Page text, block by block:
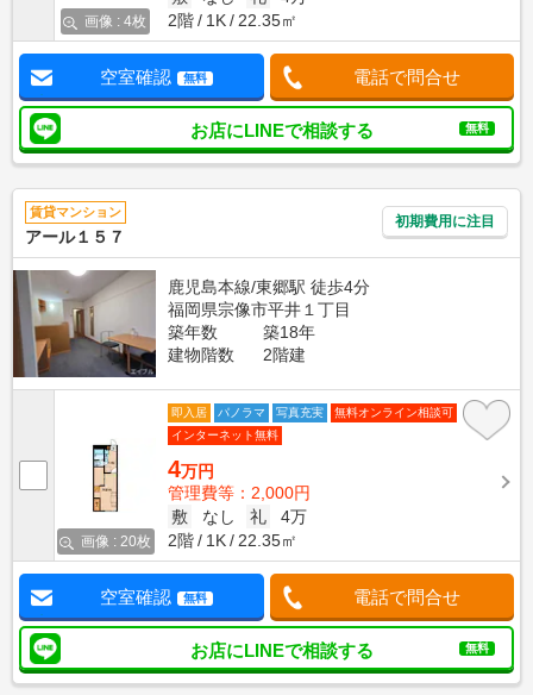
画像 : 4枚
2階
1K 22.35㎡
空室確認 無料 電話で問合せ
お店にLINEで相談する 無料
賃貸マンション
アール１５７
初期費用に注目
鹿児島本線/東郷駅 徒歩4分
福岡県宗像市平井１丁目
築年数
築18年
建物階数
2階建
画像 : 20枚
即入居 パノラマ 写真充実
無料オンライン相談可
インターネット無料
4万円
管理費等：2,000円
敷
なし 礼
4万
2階
1K 22.35㎡
空室確認 無料 電話で問合せ
お店にLINEで相談する 無料